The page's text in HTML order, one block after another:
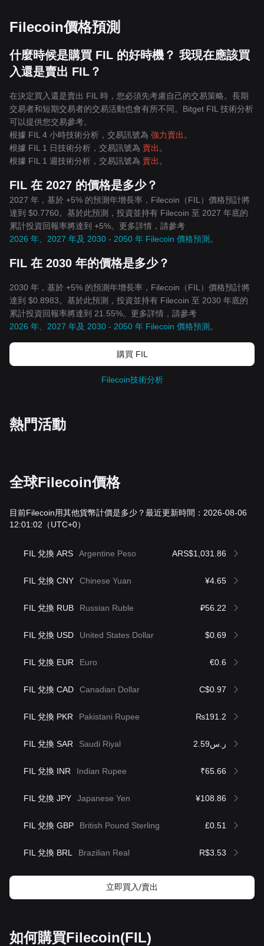
Filecoin價格預測
什麼時候是購買 FIL 的好時機？ 我現在應該買
入還是賣出 FIL？
在決定買入還是賣出 FIL 時，您必須先考慮自己的交易策略。長期
交易者和短期交易者的交易活動也會有所不同。Bitget FIL 技術分析
可以提供您交易參考。
根據 FIL 4 小時技術分析，交易訊號為 強力賣出 。
根據 FIL 1 日技術分析，交易訊號為 賣出 。
根據 FIL 1 週技術分析，交易訊號為 賣出 。
FIL 在 2027 的價格是多少？
2027 年，基於 +5% 的預測年增長率，Filecoin（FIL）價格預計將
達到 $0.7760。基於此預測，投資並持有 Filecoin 至 2027 年底的
累計投資回報率將達到 +5%。更多詳情，請參考
2026 年、2027 年及 2030 - 2050 年 Filecoin 價格預測 。
FIL 在 2030 年的價格是多少？
2030 年，基於 +5% 的預測年增長率，Filecoin（FIL）價格預計將
達到 $0.8983。基於此預測，投資並持有 Filecoin 至 2030 年底的
累計投資回報率將達到 21.55%。更多詳情，請參考
2026 年、2027 年及 2030 - 2050 年 Filecoin 價格預測 。
購買 FIL
Filecoin技術分析
熱門活動
全球Filecoin價格
目前Filecoin用其他貨幣計價是多少？最近更新時間：2026-08-06
12:01:02 （UTC+0）
FIL 兌換 ARS Argentine Peso ARS$1,031.86
FIL 兌換 CNY Chinese Yuan ¥4.65
FIL 兌換 RUB Russian Ruble ₽56.22
FIL 兌換 USD United States Dollar $0.69
FIL 兌換 EUR Euro €0.6
FIL 兌換 CAD Canadian Dollar C$0.97
FIL 兌換 PKR Pakistani Rupee ₨191.2
FIL 兌換 SAR Saudi Riyal ر.س2.59
FIL 兌換 INR Indian Rupee ₹65.66
FIL 兌換 JPY Japanese Yen ¥108.86
FIL 兌換 GBP British Pound Sterling £0.51
FIL 兌換 BRL Brazilian Real R$3.53
立即買入/賣出
如何購買Filecoin(FIL)